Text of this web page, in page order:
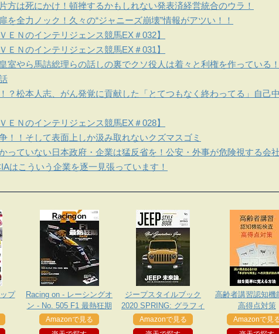
方は死にかけ！頓挫するかもしれない発表済経営統合のウラ！
を全力ノック！久々の“ジャニーズ崩壊”情報がアツい！！
ＥＮのインテリジェンス競馬EX＃032】
ＥＮのインテリジェンス競馬EX＃031】
室やら馬詰総理らの話しの裏でクソ役人は着々と利権を作っている！
？松本人志、がん発覚に貢献した「とてつもなく終わってる」自己
ＥＮのインテリジェンス競馬EX＃028】
！！そして表面上しか汲み取れないクズマスゴミ
っていない日本政府・企業は猛反省を！公安・外事が危険視する会
はこういう企業を逐一見張っています！
プ
Racing on - レーシングオ
ン - No. 505 F1 最熱狂期
PartIV - ルノー と ホンダ
、新規定下に勃発した熾
Amazonで見る
ジープスタイルブック
2020 SPRING: グラフィ
スムック
Amazonで見る
高齢者講習認知機
高得点対策
Amazonで見